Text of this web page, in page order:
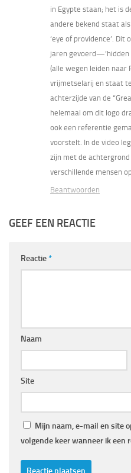
in Egypte staan; het is
andere bekend staat als
‘eye of providence’.
jaren
(alle wegen leiden naar
vrijmetselarij en staat
achterzijde van de
helemaal om dit logo
ook een referentie
voorstelt. In de video
zijn met de
verschillende mensen
Beantwoorden
GEEF EEN REACTIE
Reactie*
Naam
Site
Mijn naam, e-mail en site
volgende keer wanneer ik een